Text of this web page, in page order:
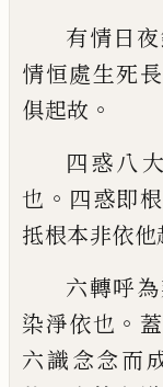
有情日
情恒處生死
俱起故 。
四惑八
也 。 四惑即
抵根本非依他
六轉呼
染淨依也 。
六識念念而